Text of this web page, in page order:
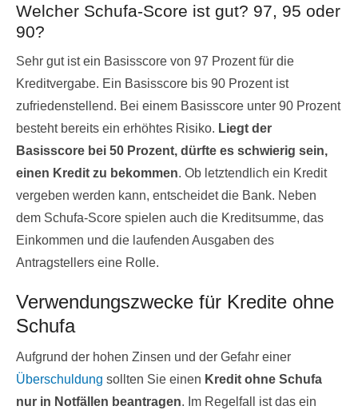
Welcher Schufa-Score ist gut? 97, 95 oder
90?
Sehr gut ist ein Basisscore von 97 Prozent für die
Kreditvergabe. Ein Basisscore bis 90 Prozent ist
zufriedenstellend. Bei einem Basisscore unter 90 Prozent
besteht bereits ein erhöhtes Risiko. Liegt der
Basisscore bei 50 Prozent, dürfte es schwierig sein,
einen Kredit zu bekommen. Ob letztendlich ein Kredit
vergeben werden kann, entscheidet die Bank. Neben
dem Schufa-Score spielen auch die Kreditsumme, das
Einkommen und die laufenden Ausgaben des
Antragstellers eine Rolle.
Verwendungszwecke für Kredite ohne
Schufa
Aufgrund der hohen Zinsen und der Gefahr einer
Überschuldung sollten Sie einen Kredit ohne Schufa
nur in Notfällen beantragen. Im Regelfall ist das ein